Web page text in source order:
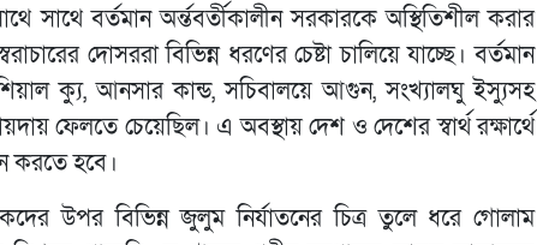
সাথে বর্তমান অর্ন্তবর্তীকালীন সরকারকে অস্থিতিশীল করার
দোসররা বিভিন্ন ধরণের চেষ্টা চালিয়ে যাচ্ছে। বর্তমান
ক্যু, আনসার কান্ড, সচিবালয়ে আগুন, সংখ্যালঘু ইস্যুসহ
ফেলতে চেয়েছিল। এ অবস্থায় দেশ ও দেশের স্বার্থ রক্ষার্থে
করতে হবে।
উপর বিভিন্ন জুলুম নির্যাতনের চিত্র তুলে ধরে গোলাম